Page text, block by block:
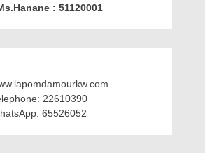
: 51120001
22610390
65526052